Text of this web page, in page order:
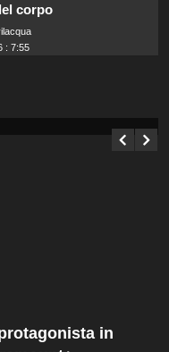
corpo
: 7:55
a
in Sicilia.
in